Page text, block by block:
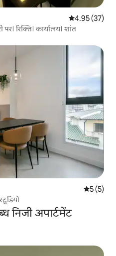
औसत रेटिंग 5 में
4.95 (37)
रिक्ति। कार्यालय। शांत
औसत रेटिंग
5 (5)
निजी अपार्टमेंट